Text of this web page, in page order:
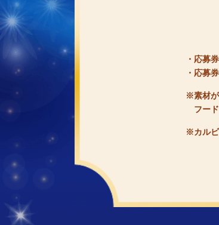
・応募
・応募
※素材が
フー
※カルビ